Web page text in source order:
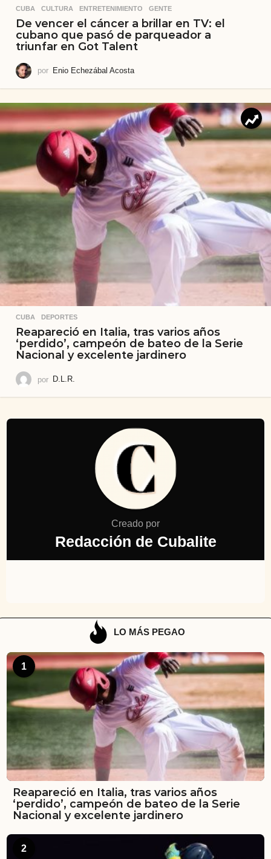
CUBA ,CULTURA ,ENTRETENIMIENTO ,GENTE
De vencer el cáncer a brillar en TV: el
cubano que pasó de parqueador a
triunfar en Got Talent
por Enio Echezábal Acosta
CUBA ,DEPORTES
Reapareció en Italia, tras varios años
‘perdido’, campeón de bateo de la Serie
Nacional y excelente jardinero
por D.L.R.
Creado por
Redacción de Cubalite
LO MÁS PEGAO
1
Reapareció en Italia, tras varios años
‘perdido’, campeón de bateo de la Serie
Nacional y excelente jardinero
2